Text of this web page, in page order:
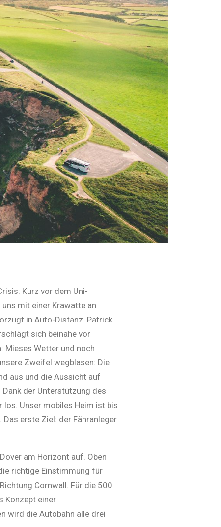
Kurz vor dem Uni-
mit einer Krawatte an
in Auto-Distanz. Patrick
sich beinahe vor
Mieses Wetter und noch
Zweifel wegblasen: Die
aus und die Aussicht auf
Dank der Unterstützung des
los. Unser mobiles Heim ist bis
erste Ziel: der Fähranleger
am Horizont auf. Oben
richtige Einstimmung für
Cornwall. Für die 500
Konzept einer
wird die Autobahn alle drei